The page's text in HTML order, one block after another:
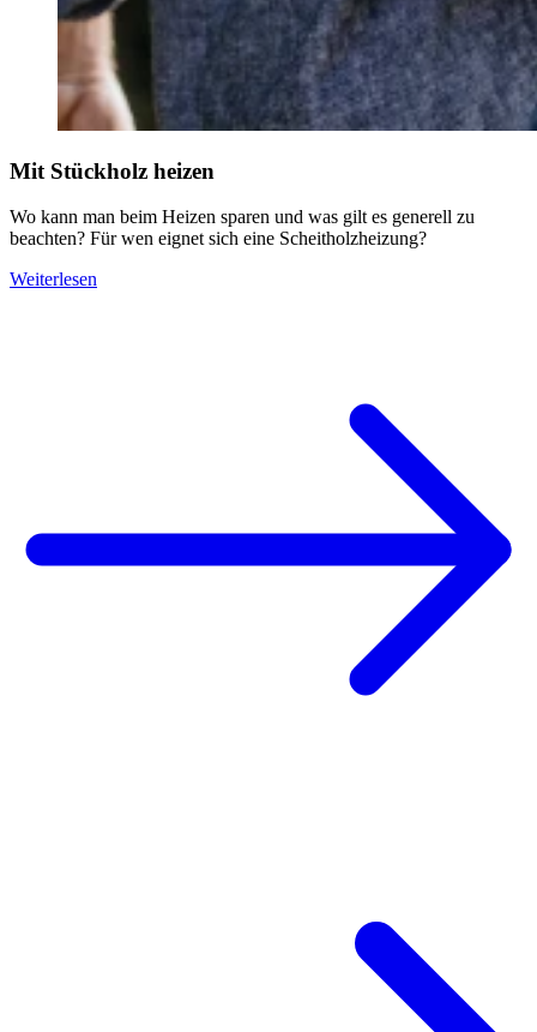
Mit Stückholz heizen
Wo kann man beim Heizen sparen und was gilt es generell zu
beachten? Für wen eignet sich eine Scheitholzheizung?
Weiterlesen